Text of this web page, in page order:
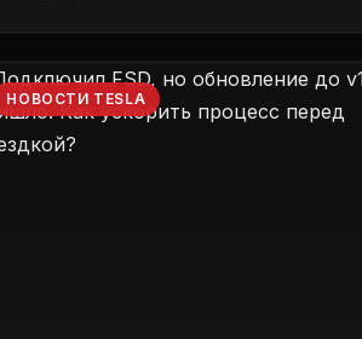
НОВОСТИ TESLA